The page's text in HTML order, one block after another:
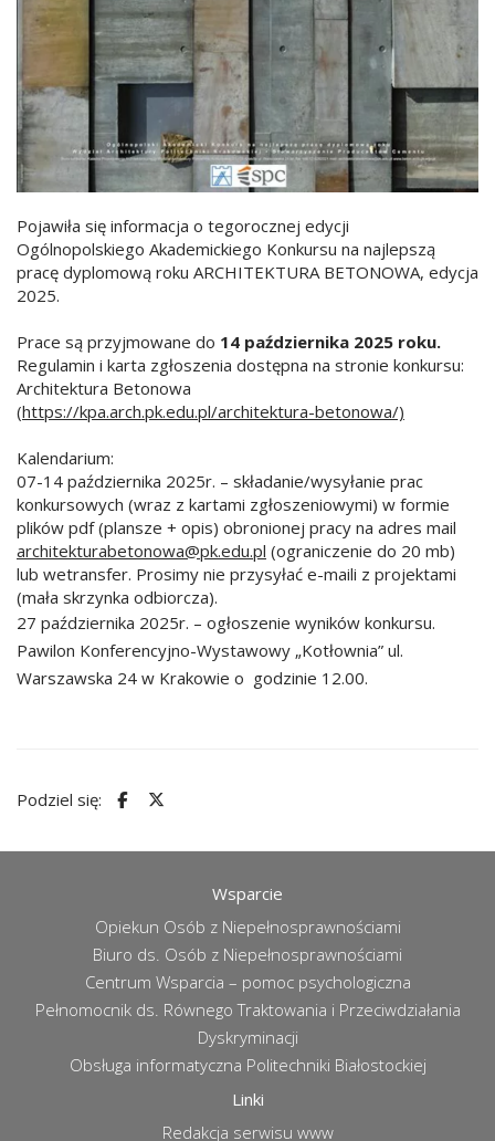
Pojawiła się informacja o tegorocznej edycji
Ogólnopolskiego Akademickiego Konkursu na najlepszą
pracę dyplomową roku ARCHITEKTURA BETONOWA, edycja
2025.
Prace są przyjmowane do 14 października 2025 roku.
Regulamin i karta zgłoszenia dostępna na stronie konkursu:
Architektura Betonowa
(https://kpa.arch.pk.edu.pl/architektura-betonowa/)
Kalendarium:
07-14 października 2025r. – składanie/wysyłanie prac
konkursowych (wraz z kartami zgłoszeniowymi) w formie
plików pdf (plansze + opis) obronionej pracy na adres mail
architekturabetonowa@pk.edu.pl (ograniczenie do 20 mb)
lub wetransfer. Prosimy nie przysyłać e-maili z projektami
(mała skrzynka odbiorcza).
27 października 2025r. – ogłoszenie wyników konkursu.
Pawilon Konferencyjno-Wystawowy „Kotłownia” ul.
Warszawska 24 w Krakowie o godzinie 12.00.
Podziel się:
Wsparcie
Opiekun Osób z Niepełnosprawnościami
Biuro ds. Osób z Niepełnosprawnościami
Centrum Wsparcia – pomoc psychologiczna
Pełnomocnik ds. Równego Traktowania i Przeciwdziałania
Dyskryminacji
Obsługa informatyczna Politechniki Białostockiej
Linki
Redakcja serwisu www